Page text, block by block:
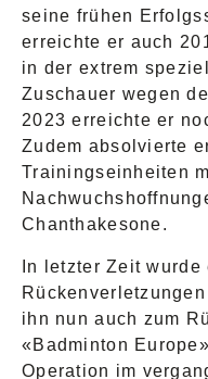
seine frühen
erreichte er auch
in der extrem
Zuschauer wegen
2023 erreichte er
Zudem absolvierte
Trainingseinheiten
Chanthakesone.
In letzter Zeit
ihn nun auch zum
«Badminton
Operation im